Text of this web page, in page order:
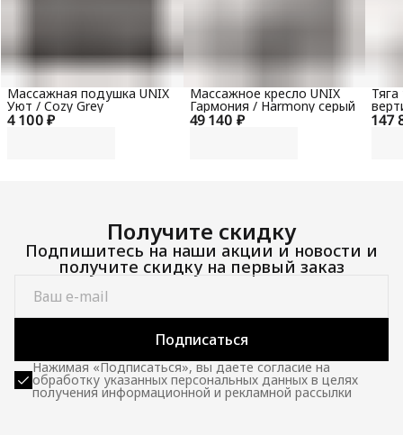
4 100 ₽
Массажная подушка UNIX
Уют / Cozy Grey
49 140 ₽
Массажное кресло UNIX
Гармония / Harmony серый
147
100
Получите скидку
Подпишитесь на наши акции и новости и
получите скидку на первый заказ
Подписаться
Нажимая «Подписаться», вы даете согласие на
обработку указанных персональных данных в целях
получения информационной и рекламной рассылки